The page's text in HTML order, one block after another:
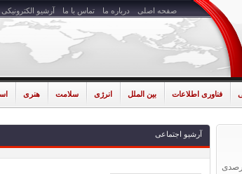
صفحه اصلی درباره ما تماس با ما آرشیو الکترونیکی
فناوری اطلاعات بین الملل انرژی سلامت هنری
منجر به کاهش ۱۰ درصدی
آرشیو اجتماعی